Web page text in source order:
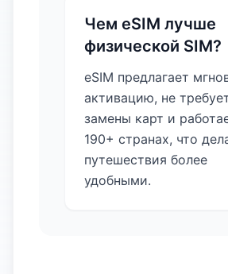
Чем eSIM лучше
физической SIM?
eSIM предлагает
активацию, не
замены карт и
190+ странах, что
путешествия более
удобными.